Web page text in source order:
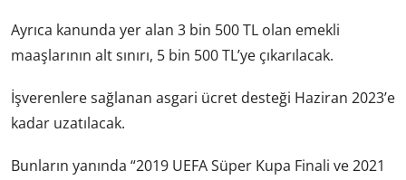
Ayrıca kanunda yer alan 3 bin 500 TL olan emekli
maaşlarının alt sınırı, 5 bin 500 TL’ye çıkarılacak.
İşverenlere sağlanan asgari ücret desteği Haziran 2023’e
kadar uzatılacak.
Bunların yanında “2019 UEFA Süper Kupa Finali ve 2021